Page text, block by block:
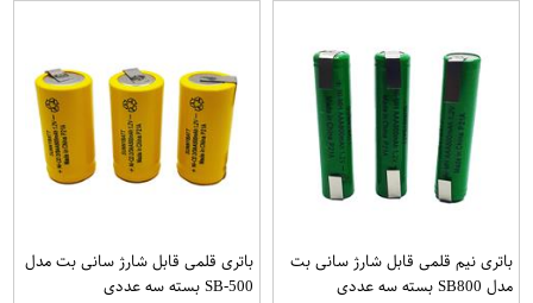
باتری نیم قلمی قابل شارژ سانی بت
مدل SB800 بسته سه عددی
باتری قلمی قابل شارژ سانی بت مدل
SB-500 بسته سه عددی